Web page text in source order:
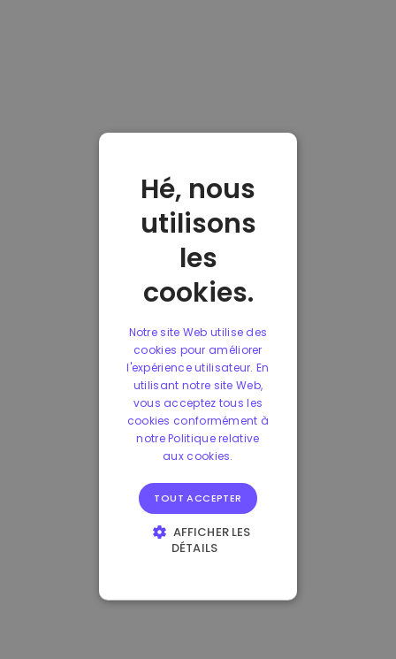
Hé, nous
utilisons
les
cookies.
Notre site Web utilise des
cookies pour améliorer
l'expérience utilisateur. En
utilisant notre site Web,
vous acceptez tous les
cookies conformément à
notre Politique relative
aux cookies.
TOUT ACCEPTER
AFFICHER LES
DÉTAILS